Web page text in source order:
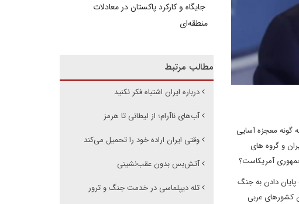
گونه معجزه آسایی
و گروه های
جمهوری آمریکاست؟
دادن به جنگ
کشورهای عربی
جایگاه و کارکرد پاکستان در معادلات
منطقه‌ای
مطالب مرتبط
درباره ایران اشتباه فکر نکنید
آب‌های ناآرام؛ از لیطانی تا هرمز
وقتی ایران اراده خود را تحمیل می‌کند
آتش‌بس بدون عقب‌نشینی
تله دیپلماسی در خدمت جنگ و ترور